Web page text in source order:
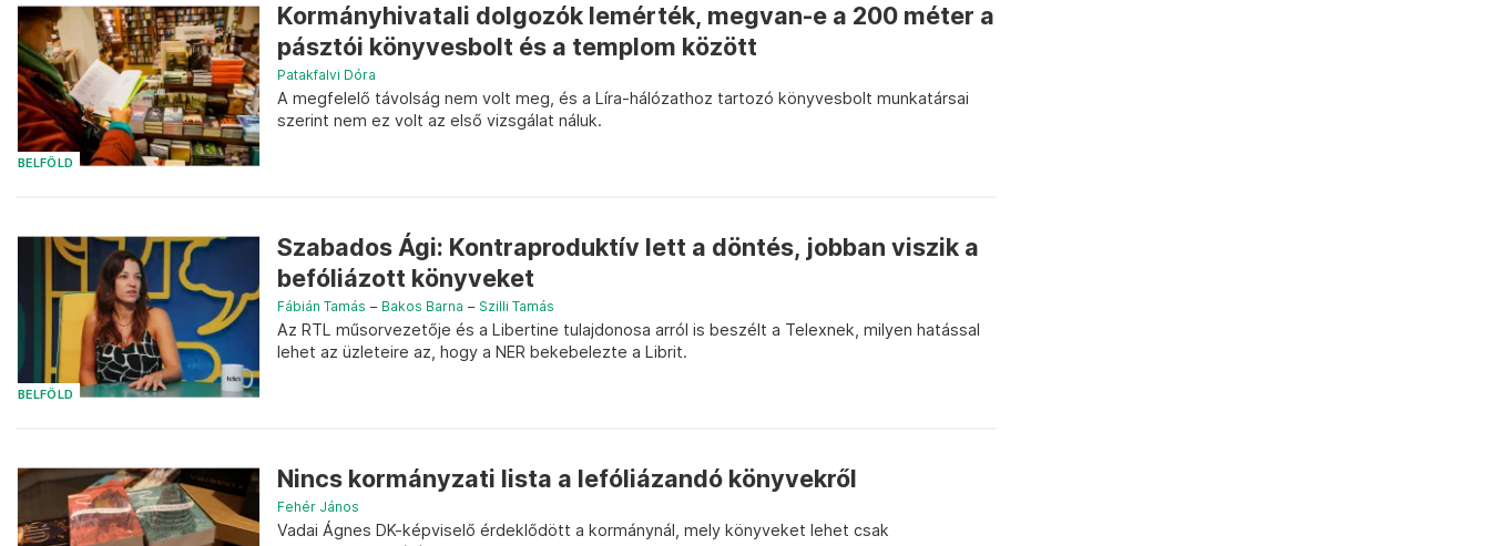
BELFÖLD
Kormányhivatali dolgozók lemérték, megvan-e a 200 méter a
pásztói könyvesbolt és a templom között
Patakfalvi Dóra
A megfelelő távolság nem volt meg, és a Líra-hálózathoz tartozó könyvesbolt munkatársai
szerint nem ez volt az első vizsgálat náluk.
BELFÖLD
Szabados Ági: Kontraproduktív lett a döntés, jobban viszik a
befóliázott könyveket
Fábián Tamás – Bakos Barna – Szilli Tamás
Az RTL műsorvezetője és a Libertine tulajdonosa arról is beszélt a Telexnek, milyen hatással
lehet az üzleteire az, hogy a NER bekebelezte a Librit.
Nincs kormányzati lista a lefóliázandó könyvekről
Fehér János
Vadai Ágnes DK-képviselő érdeklődött a kormánynál, mely könyveket lehet csak